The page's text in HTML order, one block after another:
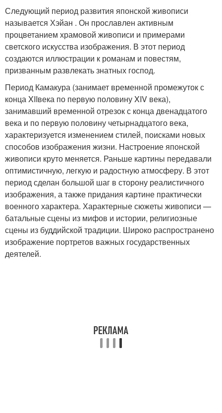
Следующий период развития японской живописи
называется Хэйан . Он прославлен активным
процветанием храмовой живописи и примерами
светского искусства изображения. В этот период
создаются иллюстрации к романам и повестям,
призванным развлекать знатных господ.
Период Камакура (занимает временной промежуток с
конца XIIвека по первую половину XIV века),
занимавший временной отрезок с конца двенадцатого
века и по первую половину четырнадцатого века,
характеризуется изменением стилей, поисками новых
способов изображения жизни. Настроение японской
живописи круто меняется. Раньше картины передавали
оптимистичную, легкую и радостную атмосферу. В этот
период сделан большой шаг в сторону реалистичного
изображения, а также придания картине практически
военного характера. Характерные сюжеты живописи —
батальные сцены из мифов и истории, религиозные
сцены из буддийской традиции. Широко распространено
изображение портретов важных государственных
деятелей.